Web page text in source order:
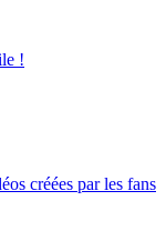
!
créées par les fans